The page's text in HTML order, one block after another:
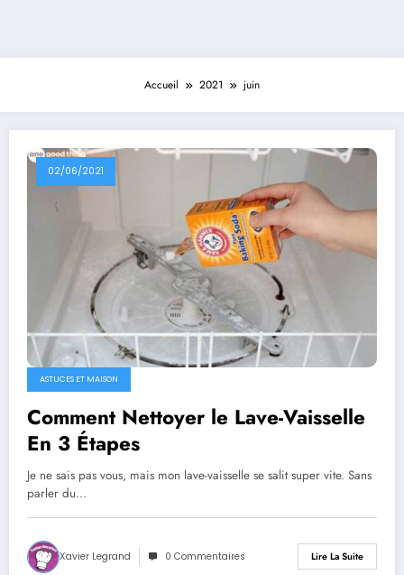
Accueil 2021 juin
02/06/2021
ASTUCES ET MAISON
Comment Nettoyer le Lave-Vaisselle
En 3 Étapes
Je ne sais pas vous, mais mon lave-vaisselle se salit super vite. Sans
parler du…
Xavier Legrand 0 Commentaires Lire La Suite